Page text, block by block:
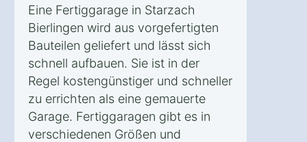
Eine Fertiggarage in Starzach
Bierlingen wird aus vorgefertigten
Bauteilen geliefert und lässt sich
schnell aufbauen. Sie ist in der
Regel kostengünstiger und schneller
zu errichten als eine gemauerte
Garage. Fertiggaragen gibt es in
verschiedenen Größen und